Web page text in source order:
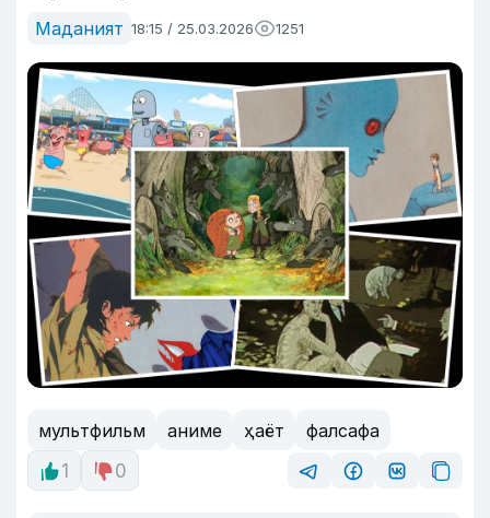
Маданият 18:15 / 25.03.2026 1251
мультфильм аниме ҳаёт
фалсафа
1
0